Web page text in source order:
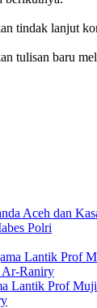
tindak lanjut
tulisan baru
Aceh dan
Polri
Lantik Prof